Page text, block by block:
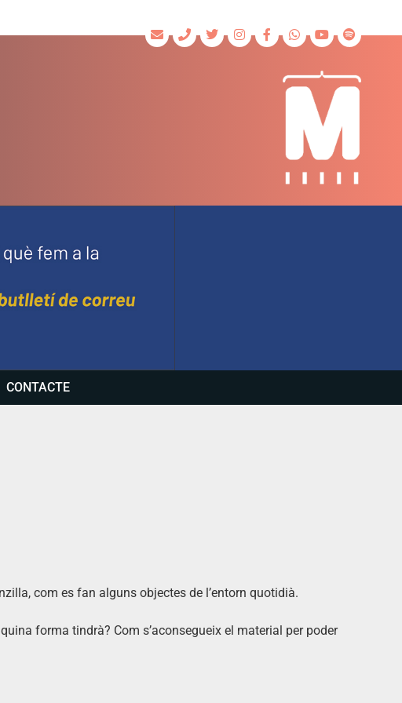
CONTACTE
com es fan alguns objectes de l’entorn quotidià.
forma tindrà? Com s’aconsegueix el material per poder